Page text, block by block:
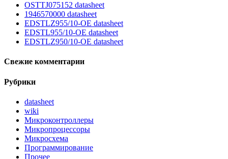
OSTTJ075152 datasheet
1946570000 datasheet
EDSTLZ955/10-OE datasheet
EDSTL955/10-OE datasheet
EDSTLZ950/10-OE datasheet
Свежие комментарии
Рубрики
datasheet
wiki
Микроконтроллеры
Микропроцессоры
Микросхема
Программирование
Прочее